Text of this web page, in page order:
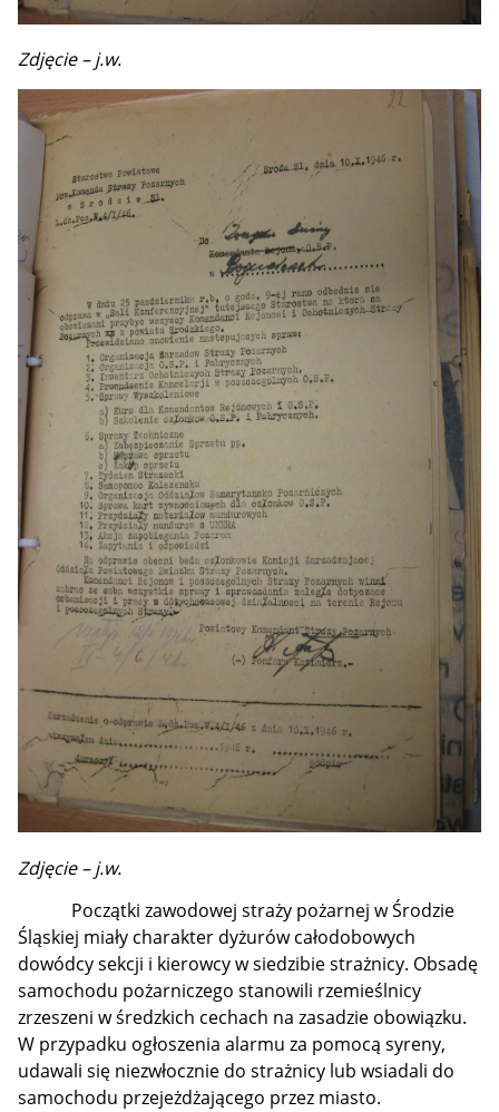
Zdjęcie – j.w.
Zdjęcie – j.w.
Początki zawodowej straży pożarnej w Środzie
Śląskiej miały charakter dyżurów całodobowych
dowódcy sekcji i kierowcy w siedzibie strażnicy. Obsadę
samochodu pożarniczego stanowili rzemieślnicy
zrzeszeni w średzkich cechach na zasadzie obowiązku.
W przypadku ogłoszenia alarmu za pomocą syreny,
udawali się niezwłocznie do strażnicy lub wsiadali do
samochodu przejeżdżającego przez miasto.